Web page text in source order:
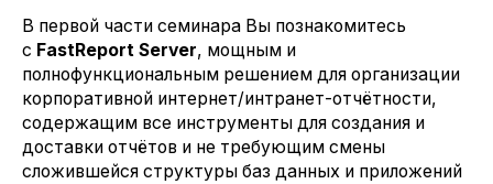
В первой части семинара Вы познакомитесь
с FastReport Server, мощным и
полнофункциональным решением для организации
корпоративной интернет/интранет-отчётности,
содержащим все инструменты для создания и
доставки отчётов и не требующим смены
сложившейся структуры баз данных и приложений